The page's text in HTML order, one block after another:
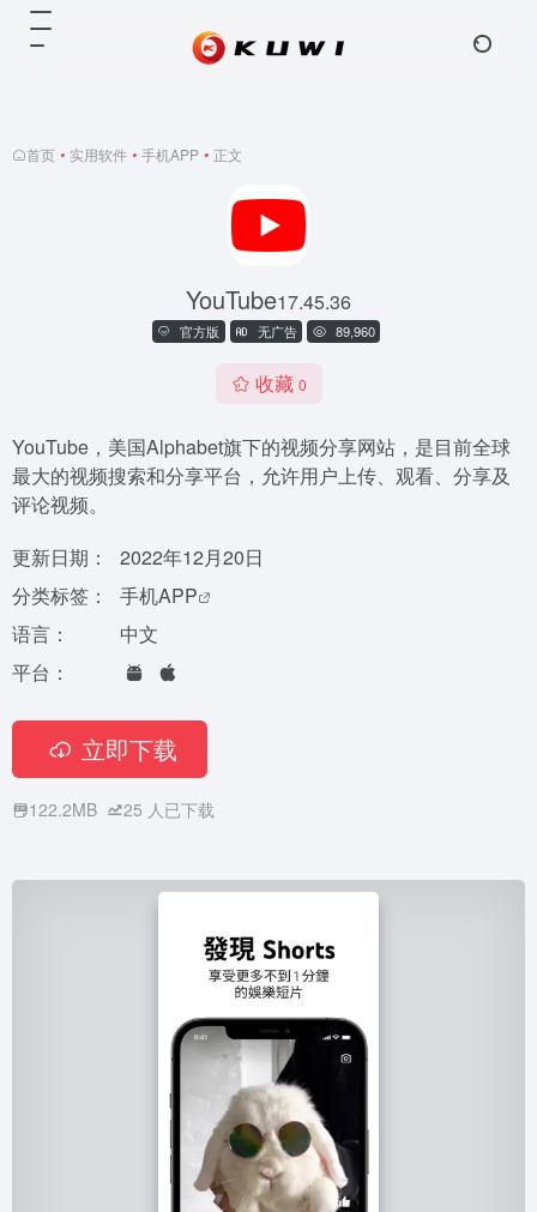
首页 • 实用软件 • 手机APP • 正文
YouTube17.45.36
官方版 无广告 89,960
收藏 0
YouTube，美国Alphabet旗下的视频分享网站，是目前全球
最大的视频搜索和分享平台，允许用户上传、观看、分享及
评论视频。
更新日期：
2022年12月20日
分类标签：
手机APP
语言：
中文
平台：
立即下载
122.2MB 25 人已下载